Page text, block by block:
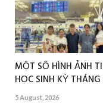
MỘT SỐ HÌNH ẢNH
HỌC SINH KỲ
5 August, 2026